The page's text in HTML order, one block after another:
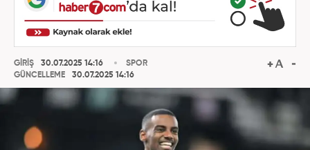
GİRİŞ
30.07.2025 14:16
GÜNCELLEME
30.07.2025 14:16
SPOR